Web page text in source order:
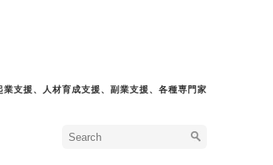
支援、人材育成支援、副業支援、各種専門家